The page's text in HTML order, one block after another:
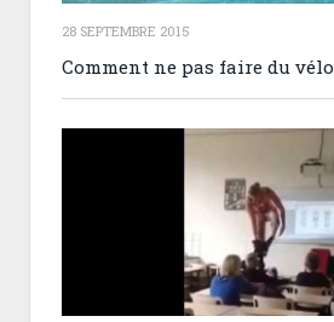
28 SEPTEMBRE 2015
Comment ne pas faire du vélo